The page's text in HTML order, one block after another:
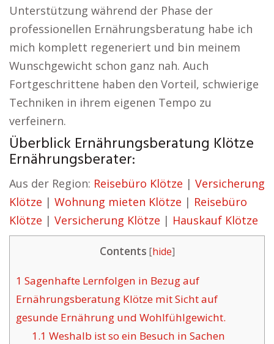
Unterstützung während der Phase der
professionellen Ernährungsberatung habe ich
mich komplett regeneriert und bin meinem
Wunschgewicht schon ganz nah. Auch
Fortgeschrittene haben den Vorteil, schwierige
Techniken in ihrem eigenen Tempo zu
verfeinern.
Überblick Ernährungsberatung Klötze
Ernährungsberater:
Aus der Region: Reisebüro Klötze | Versicherung
Klötze | Wohnung mieten Klötze | Reisebüro
Klötze | Versicherung Klötze | Hauskauf Klötze
Contents [hide]
1 Sagenhafte Lernfolgen in Bezug auf
Ernährungsberatung Klötze mit Sicht auf
gesunde Ernährung und Wohlfühlgewicht.
1.1 Weshalb ist so ein Besuch in Sachen